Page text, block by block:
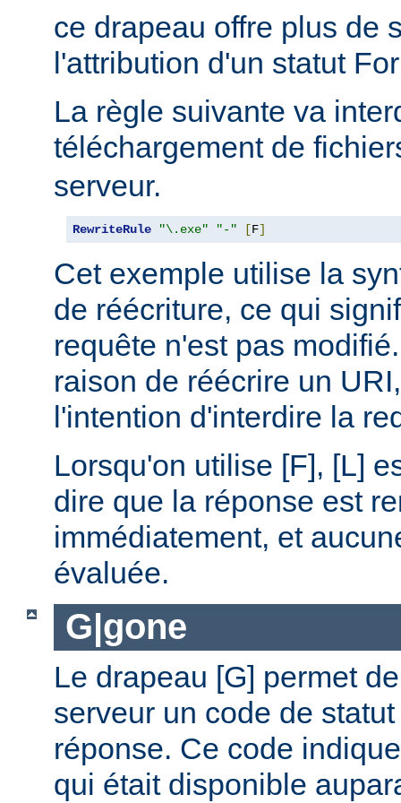
ce drapeau offre plus de
l'attribution d'un statut
La règle suivante va
téléchargement de
serveur.
RewriteRule "\.exe" "-" [F]
Cet exemple utilise la
de réécriture, ce qui
requête n'est pas
raison de réécrire un
l'intention d'interdire la
Lorsqu'on utilise [F], [L]
dire que la réponse est
immédiatement, et
évaluée.
G|gone
Le drapeau [G] permet
serveur un code de
réponse. Ce code
qui était disponible